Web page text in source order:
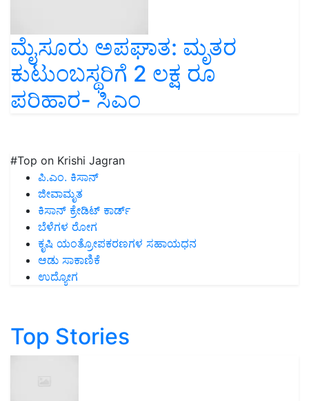
ಮೈಸೂರು ಅಪಘಾತ: ಮೃತರ
ಕುಟುಂಬಸ್ಥರಿಗೆ 2 ಲಕ್ಷ ರೂ
ಪರಿಹಾರ- ಸಿಎಂ
#Top on Krishi Jagran
ಪಿ.ಎಂ. ಕಿಸಾನ್
ಜೀವಾಮೃತ
ಕಿಸಾನ್ ಕ್ರೇಡಿಟ್ ಕಾರ್ಡ್
ಬೆಳೆಗಳ ರೋಗ
ಕೃಷಿ ಯಂತ್ರೋಪಕರಣಗಳ ಸಹಾಯಧನ
ಆಡು ಸಾಕಾಣಿಕೆ
ಉದ್ಯೋಗ
Top Stories